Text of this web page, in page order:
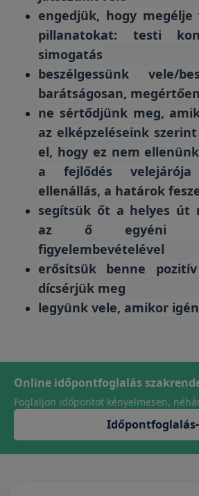
engedjük, hogy
pillanatokat: testi
simogatás
beszélgessünk vele/
barátságosan, megértően
ne sértődjünk meg,
az elképzeléseink
el, hogy ez nem
a fejlődés
ellenállás, a határok
segítsük őt a helyes út
az ő egyéni
figyelembevételével
erősítsük benne
dícsérjük meg
legyünk vele, amikor
Online időpontfoglalás
Foglaljon időpontot kényelmesen,
Időpontfoglalás